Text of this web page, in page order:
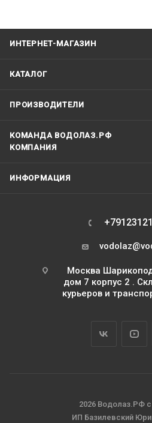
ИНТЕРНЕТ-МАГАЗИН
КАТАЛОГ
ПРОИЗВОДИТЕЛИ
КОМАНДА ВОДОЛАЗ.РФ
КОМПАНИЯ
ИНФОРМАЦИЯ
Москва
дом 7 корпус 2 .
курьеров и
2026 Водолаз.РФ с
ИП Базилевский